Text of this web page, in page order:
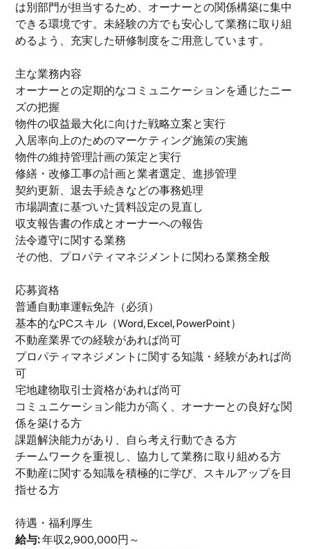
は別部門が担当するため、オーナーとの関係構築に集中
できる環境です。未経験の方でも安心して業務に取り組
めるよう、充実した研修制度をご用意しています。
主な業務内容
オーナーとの定期的なコミュニケーションを通じたニー
ズの把握
物件の収益最大化に向けた戦略立案と実行
入居率向上のためのマーケティング施策の実施
物件の維持管理計画の策定と実行
修繕・改修工事の計画と業者選定、進捗管理
契約更新、退去手続きなどの事務処理
市場調査に基づいた賃料設定の見直し
収支報告書の作成とオーナーへの報告
法令遵守に関する業務
その他、プロパティマネジメントに関わる業務全般
応募資格
普通自動車運転免許（必須）
基本的なPCスキル（Word, Excel, PowerPoint）
不動産業界での経験があれば尚可
プロパティマネジメントに関する知識・経験があれば尚
可
宅地建物取引士資格があれば尚可
コミュニケーション能力が高く、オーナーとの良好な関
係を築ける方
課題解決能力があり、自ら考え行動できる方
チームワークを重視し、協力して業務に取り組める方
不動産に関する知識を積極的に学び、スキルアップを目
指せる方
待遇・福利厚生
給与:年収2,900,000円～